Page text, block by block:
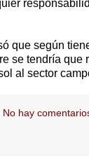
que según
se tendría que
al sector
No hay